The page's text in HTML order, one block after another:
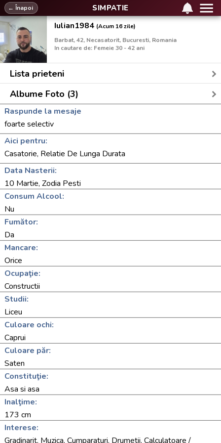
SIMPATIE
← Înapoi
Iulian1984 (Acum 16 zile)
Barbat, 42, Necasatorit, Bucuresti, Romania
In cautare de: Femeie 30 - 42 ani
Lista prieteni
Albume Foto (3)
Raspunde la mesaje
foarte selectiv
Aici pentru:
Casatorie, Relatie De Lunga Durata
Data Nasterii:
10 Martie, Zodia Pesti
Consum Alcool:
Nu
Fumător:
Da
Mancare:
Orice
Ocupaţie:
Constructii
Studii:
Liceu
Culoare ochi:
Caprui
Culoare păr:
Saten
Constituţie:
Asa si asa
Inalţime:
173 cm
Interese:
Gradinarit, Muzica, Cumparaturi, Drumetii, Calculatoare /